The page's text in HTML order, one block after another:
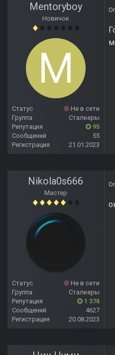
Mentoryboy
Новичок
Статус
Не в сети
Группа
Сталкеры
Репутация
95
Сообщений
55
Регистрация
21.01.2023
Nikola0s666
Мастер
Статус
Не в сети
Группа
Сталкеры
Репутация
1 374
Сообщений
4627
Регистрация
20.08.2023